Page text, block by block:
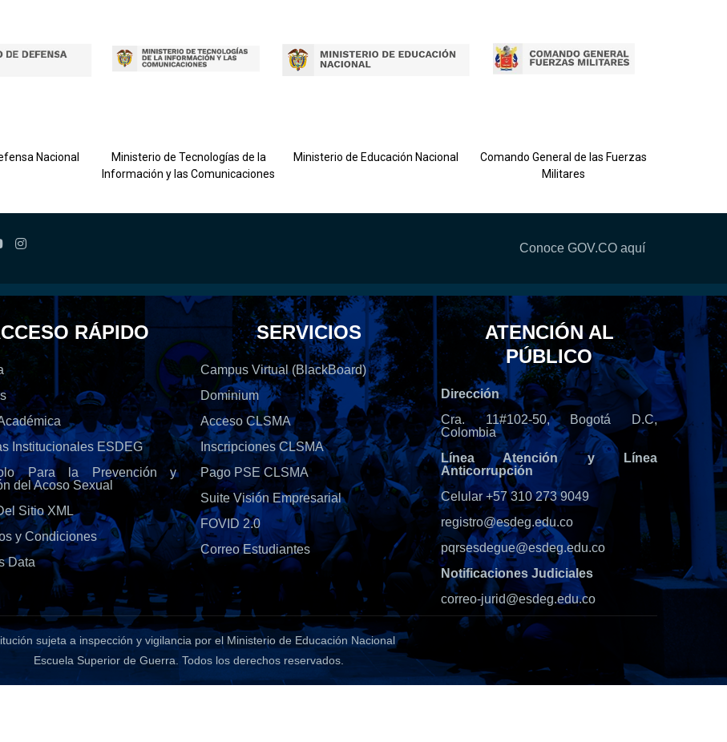
Nacional
Ministerio de Tecnologías de la
Información y las Comunicaciones
Ministerio de Educación Nacional
Comando General de las Fuerzas
Militares
Conoce GOV.CO aquí
RÁPIDO
Institucionales ESDEG
Para la Prevención y
del Acoso Sexual
Sitio XML
y Condiciones
Data
SERVICIOS
Campus Virtual (BlackBoard)
Dominium
Acceso CLSMA
Inscripciones CLSMA
Pago PSE CLSMA
Suite Visión Empresarial
FOVID 2.0
Correo Estudiantes
ATENCIÓN AL
PÚBLICO
Dirección
Cra. 11#102-50, Bogotá D.C,
Colombia
Línea Atención y Línea
Anticorrupción
Celular +57 310 273 9049
registro@esdeg.edu.co
pqrsesdegue@esdeg.edu.co
Notificaciones Judiciales
correo-jurid@esdeg.edu.co
sujeta a inspección y vigilancia por el Ministerio de Educación Nacional
Escuela Superior de Guerra. Todos los derechos reservados.